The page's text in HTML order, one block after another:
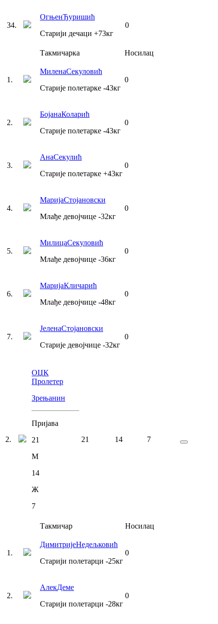
34.
ОгњенЂуришић
Старији дечаци +73кг
0
Такмичарка Носилац
1 .
МиленаСекуловић
Старије полетарке -43кг
0
2.
БојанаКоларић
Старије полетарке -43кг
0
3.
АнаСекулић
Старије полетарке +43кг
0
4.
МаријаСтојановски
Млађе девојчице -32кг
0
5.
МилицаСекуловић
Млађе девојчице -36кг
0
6.
МаријаКличарић
Млађе девојчице -48кг
0
7.
ЈеленаСтојановски
Старије девојчице -32кг
0
2.
ОЏК
Пролетер
Зрењанин
Пријава
21
М
14
Ж
7
21 14 7
Такмичар Носилац
1 .
ДимитријеНедељковић
Старији полетарци -25кг
0
2.
АлекДеме
Старији полетарци -28кг
0